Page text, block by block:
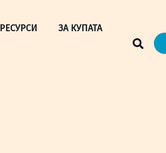
РЕСУРСИ ЗА КУПАТА